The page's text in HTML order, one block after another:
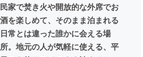
CAMPFIREふるさと納税machi-ya
民家で焚き火や開放的な外席でお
酒を楽しめて、そのまま泊まれる
日常とは違った誰かに会える場
所。地元の人が気軽に使える、平